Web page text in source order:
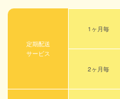
定期配送
サービス
1ヶ月毎
2ヶ月毎